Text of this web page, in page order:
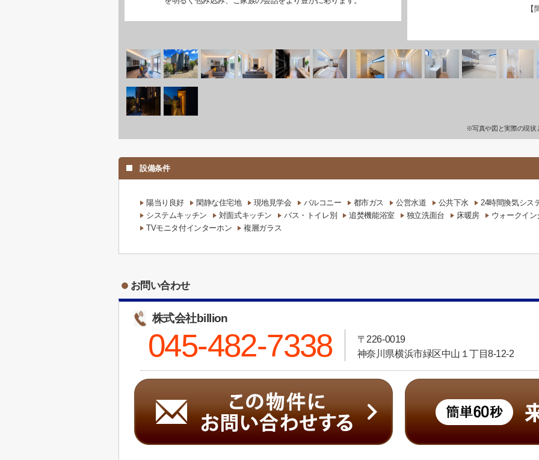
※写真や図と実際の現状
設備条件
陽当り良好 閑静な住宅地 現地見学会 バルコニー 都市ガス 公営水道 公共下水
24時間換気シス
システムキッチン
対面式キッチン バス・トイレ別 追焚機能浴室 独立洗面台 床暖房
ウォークイ
TVモニタ付インターホン
複層ガラス
お問い合わせ
株式会社billion
045-482-7338
〒226-0019
神奈川県横浜市緑区中山１丁目8-12-2